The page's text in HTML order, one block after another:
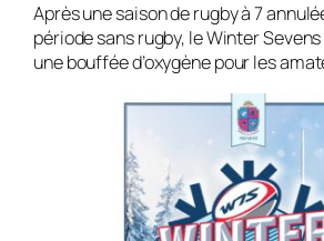
Après une saison de rugby à 7
période sans rugby, le Winter
une bouffée d’oxygène pour les